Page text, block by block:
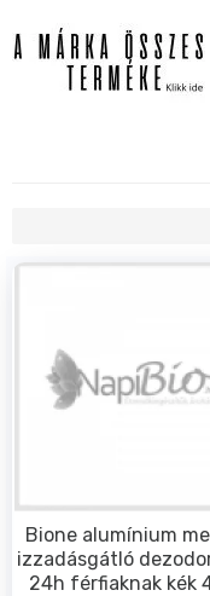
Bione alumínium
izzadásgátló
24h férfiaknak kék